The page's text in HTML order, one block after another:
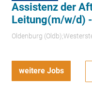
Assistenz der
Leitung(m/w/d)
Oldenburg
weitere Jobs